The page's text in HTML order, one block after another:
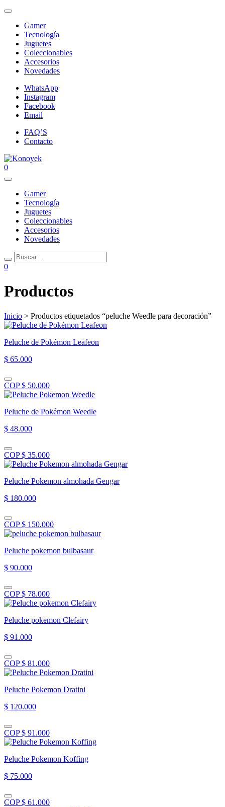
Gamer
Tecnología
Juguetes
Coleccionables
Accesorios
Novedades
WhatsApp
Instagram
Facebook
Email
FAQ’S
Contacto
0
Gamer
Tecnología
Juguetes
Coleccionables
Accesorios
Novedades
0
Productos
Inicio > Productos etiquetados “peluche Weedle para decoración”
Peluche de Pokémon Leafeon
$ 65.000
COP $ 50.000
Peluche de Pokémon Weedle
$ 48.000
COP $ 35.000
Peluche Pokemon almohada Gengar
$ 180.000
COP $ 150.000
Peluche pokemon bulbasaur
$ 90.000
COP $ 78.000
Peluche pokemon Clefairy
$ 91.000
COP $ 81.000
Peluche Pokemon Dratini
$ 120.000
COP $ 91.000
Peluche Pokemon Koffing
$ 75.000
COP $ 61.000